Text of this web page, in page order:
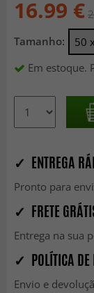
16.99 €
Tamanho:
Em estoque.
✓ ENTREGA
Pronto para
✓ FRETE
Entrega na sua
✓ POLÍTICA DE
Envio e